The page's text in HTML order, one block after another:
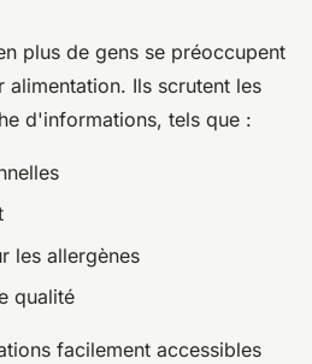
plus de gens se préoccupent
alimentation. Ils scrutent les
d'informations, tels que :
les allergènes
qualité
facilement accessibles